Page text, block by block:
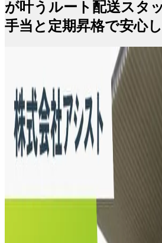
が叶うルート配送スタ
手当と定期昇格で安心